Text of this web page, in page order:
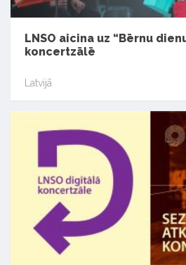
LNSO aicina uz “Bērnu
koncertzālē
Latvijā